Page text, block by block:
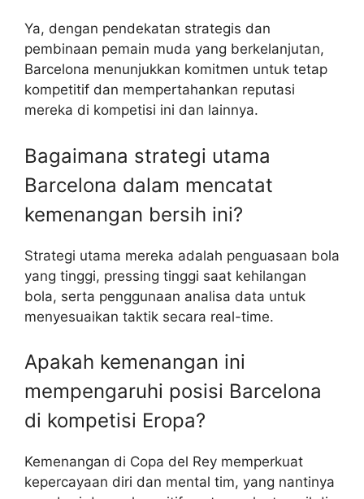
Ya, dengan pendekatan strategis dan
pembinaan pemain muda yang berkelanjutan,
Barcelona menunjukkan komitmen untuk tetap
kompetitif dan mempertahankan reputasi
mereka di kompetisi ini dan lainnya.
Bagaimana strategi utama
Barcelona dalam mencatat
kemenangan bersih ini?
Strategi utama mereka adalah penguasaan bola
yang tinggi, pressing tinggi saat kehilangan
bola, serta penggunaan analisa data untuk
menyesuaikan taktik secara real-time.
Apakah kemenangan ini
mempengaruhi posisi Barcelona
di kompetisi Eropa?
Kemenangan di Copa del Rey memperkuat
kepercayaan diri dan mental tim, yang nantinya